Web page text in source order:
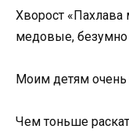
Хворост «Пахлава
медовые,
Моим детям очень
Чем тоньше